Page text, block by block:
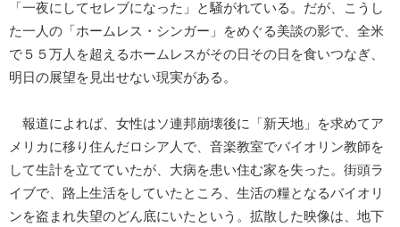
「一夜にしてセレブになった」と騒がれている。だが、こうし
た一人の「ホームレス・シンガー」をめぐる美談の影で、全米
で５５万人を超えるホームレスがその日その日を食いつなぎ、
明日の展望を見出せない現実がある。
報道によれば、女性はソ連邦崩壊後に「新天地」を求めてア
メリカに移り住んだロシア人で、音楽教室でバイオリン教師を
して生計を立てていたが、大病を患い住む家を失った。街頭ラ
イブで、路上生活をしていたところ、生活の糧となるバイオリ
ンを盗まれ失望のどん底にいたという。拡散した映像は、地下